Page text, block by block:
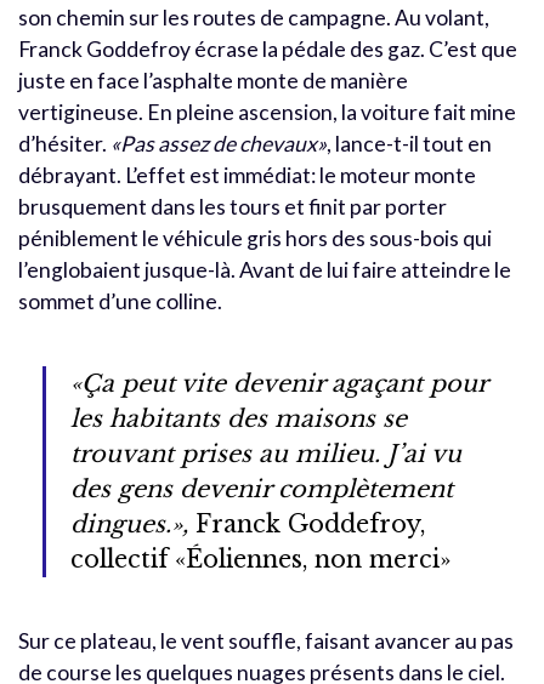
son chemin sur les routes de campagne. Au volant,
Franck Goddefroy écrase la pédale des gaz. C’est que
juste en face l’asphalte monte de manière
vertigineuse. En pleine ascension, la voiture fait mine
d’hésiter. «Pas assez de chevaux», lance-t-il tout en
débrayant. L’effet est immédiat: le moteur monte
brusquement dans les tours et finit par porter
péniblement le véhicule gris hors des sous-bois qui
l’englobaient jusque-là. Avant de lui faire atteindre le
sommet d’une colline.
«Ça peut vite devenir agaçant pour
les habitants des maisons se
trouvant prises au milieu. J’ai vu
des gens devenir complètement
dingues.», Franck Goddefroy,
collectif «Éoliennes, non merci»
Sur ce plateau, le vent souffle, faisant avancer au pas
de course les quelques nuages présents dans le ciel.